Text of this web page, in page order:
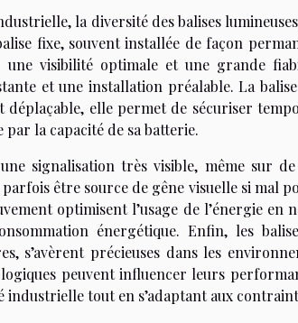
la diversité des balises
fixe, souvent installée de façon
visibilité optimale et une grande
et une installation préalable. La
déplaçable, elle permet de sécuriser
la capacité de sa batterie.
signalisation très visible, même sur
être source de gêne visuelle si mal
optimisent l’usage de l’énergie en
énergétique. Enfin, les
s’avèrent précieuses dans les
peuvent influencer leurs
tout en s’adaptant aux